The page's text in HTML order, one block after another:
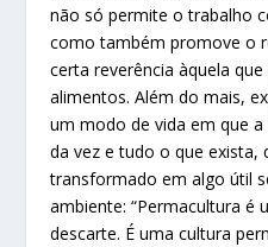
não só permite o trabalho
como também promove o
certa reverência àquela
alimentos. Além do mais,
um modo de vida em que
da vez e tudo o que exista,
transformado em algo útil
ambiente: “Permacultura é
descarte. É uma cultura